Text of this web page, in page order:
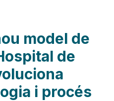
model de
de
i procés